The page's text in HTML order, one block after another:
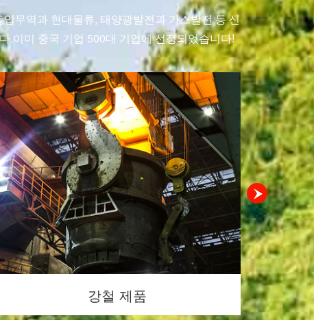
무역과 현대물류, 태양광발전과 가스발전 등 신
.이미 중국 기업 500대 기업에 선정되었습니다!
목업 제품